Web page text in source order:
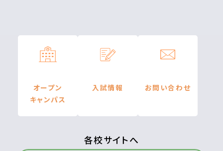
オープン
キャンパス
入試情報 お問い合わせ
各校サイトへ